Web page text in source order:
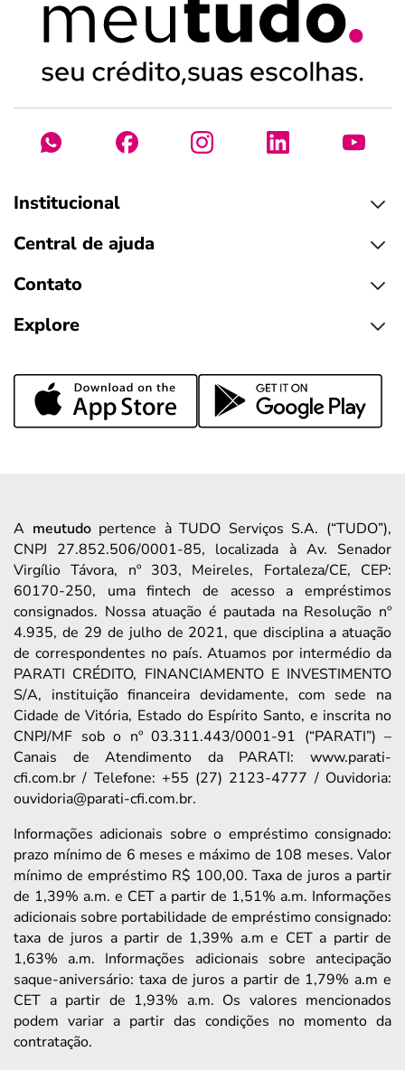
Institucional
Central de ajuda
Contato
Explore
A meutudopertence à TUDO Serviços S.A. (“TUDO”),
CNPJ 27.852.506/0001-85, localizada à Av. Senador
Virgílio Távora, nº 303, Meireles, Fortaleza/CE, CEP:
60170-250, uma fintech de acesso a empréstimos
consignados. Nossa atuação é pautada na Resolução nº
4.935, de 29 de julho de 2021, que disciplina a atuação
de correspondentes no país. Atuamos por intermédio da
PARATI CRÉDITO, FINANCIAMENTO E INVESTIMENTO
S/A, instituição financeira devidamente, com sede na
Cidade de Vitória, Estado do Espírito Santo, e inscrita no
CNPJ/MF sob o nº 03.311.443/0001-91 (“PARATI”) –
Canais de Atendimento da PARATI: www.parati-
cfi.com.br / Telefone: +55 (27) 2123-4777 / Ouvidoria:
ouvidoria@parati-cfi.com.br.
Informações adicionais sobre o empréstimo consignado:
prazo mínimo de 6 meses e máximo de 108 meses. Valor
mínimo de empréstimo R$ 100,00. Taxa de juros a partir
de 1,39% a.m. e CET a partir de 1,51% a.m. Informações
adicionais sobre portabilidade de empréstimo consignado:
taxa de juros a partir de 1,39% a.m e CET a partir de
1,63% a.m. Informações adicionais sobre antecipação
saque-aniversário: taxa de juros a partir de 1,79% a.m e
CET a partir de 1,93% a.m. Os valores mencionados
podem variar a partir das condições no momento da
contratação.